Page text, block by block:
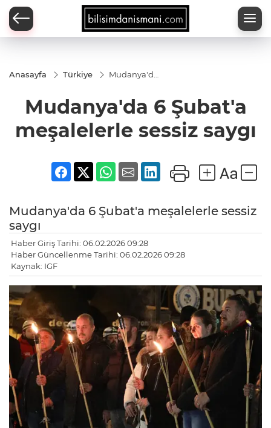
Anasayfa Türkiye
Mudanya'da
sessiz saygı
Mudanya'da 6 Şubat'a
meşalelerle sessiz saygı
Mudanya'da 6 Şubat'a meşalelerle sessiz
saygı
Haber Giriş Tarihi: 06.02.2026 09:28
Haber Güncellenme Tarihi: 06.02.2026 09:28
Kaynak: IGF